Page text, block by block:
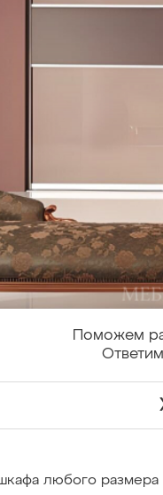
Поможем
любого размера